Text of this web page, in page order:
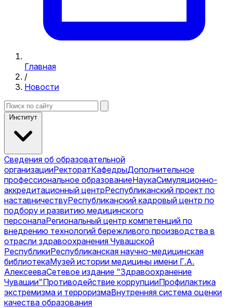
Главная
/
Новости
Институт
Сведения об образовательной
организацииРекторатКафедрыДополнительное
профессиональное образованиеНаукаСимуляционно-
аккредитационный центрРеспубликанский проект по
наставничествуРеспубликанский кадровый центр по
подбору и развитию медицинского
персоналаРегиональный центр компетенций по
внедрению технологий бережливого производства в
отрасли здравоохранения Чувашской
РеспубликиРеспубликанская научно-медицинская
библиотекаМузей истории медицины имени Г.А.
АлексееваСетевое издание "Здравоохранение
Чувашии"Противодействие коррупцииПрофилактика
экстремизма и терроризмаВнутренняя система оценки
качества образования